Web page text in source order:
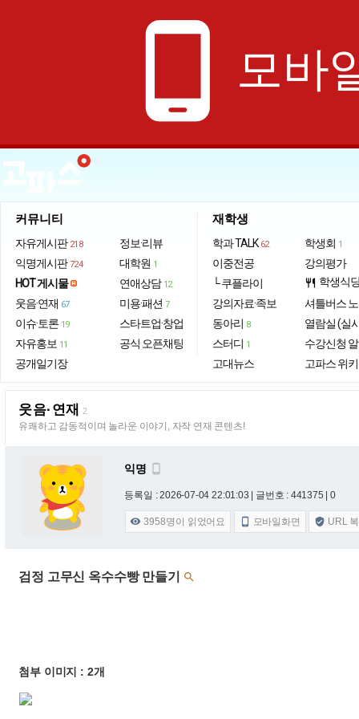
phone_android 모바
커뮤니티
자유게시판 218
익명게시판 724
HOT 게시물
웃음·연재 67
이슈·토론 19
자유홍보 11
공개일기장
정보·리뷰
대학원 1
연애상담 12
미용·패션 7
스타트업·창업
공식 오픈채팅
재학생
학과 TALK 62
이중전공
└ 쿠플라이
강의자료·족보
동아리 8
스터디 1
고대뉴스
학생회 1
강의평가
restaurant 학생식
셔틀버스
열람실 (실
수강신청
고파스 위키
웃음·연재 2
유쾌하고 감동적이며 놀라운 이야기, 자작 연재 콘텐츠!
익명 
등록일 : 2026-07-04 22:01:03 | 글번호 : 441375 | 0
 3958명이 읽었어요  모바일화면  URL
검정 고무신 옥수수빵 만들기 
첨부 이미지 : 2개